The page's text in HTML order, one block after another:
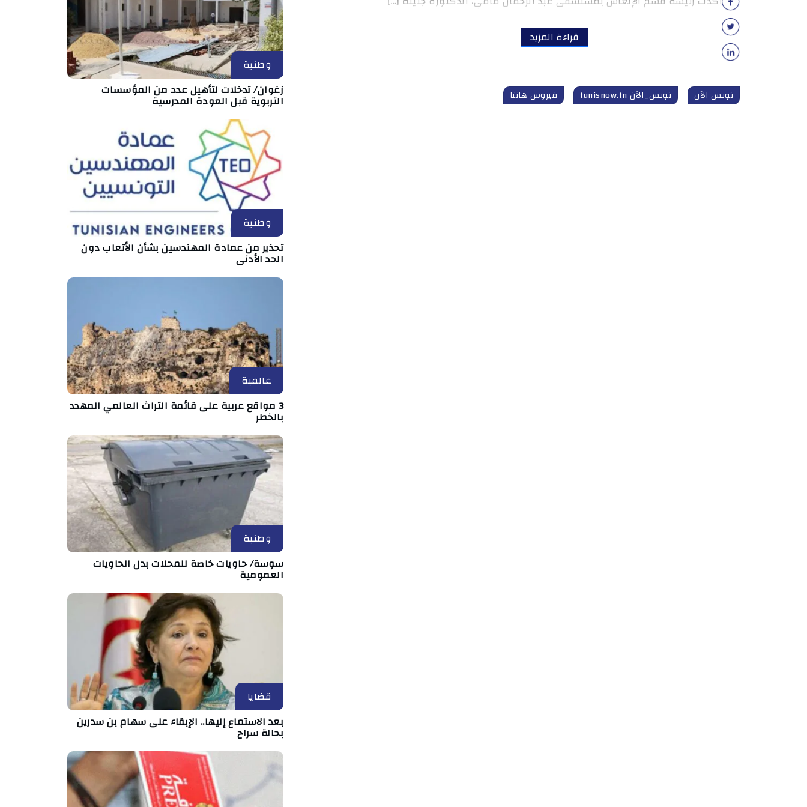
قراءة المزيد
تونس الآن تونس_الآن tunisnow.tn فيروس هانتا
وطنية
زغوان/ تدخلات لتأهيل عدد من المؤسسات
التربوية قبل العودة المدرسية
وطنية
تحذير من عمادة المهندسين بشأن الأتعاب دون
الحد الأدنى
عالمية
3 مواقع عربية على قائمة التراث العالمي المهدد
بالخطر
وطنية
سوسة/ حاويات خاصة للمحلات بدل الحاويات
العمومية
قضايا
بعد الاستماع إليها.. الإبقاء على سهام بن سدرين
بحالة سراح